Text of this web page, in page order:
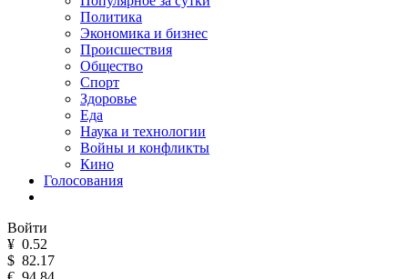
Политика
Экономика и бизнес
Происшествия
Общество
Спорт
Здоровье
Еда
Наука и технологии
Войны и конфликты
Кино
Голосования
Войти
¥ 0.52
$ 82.17